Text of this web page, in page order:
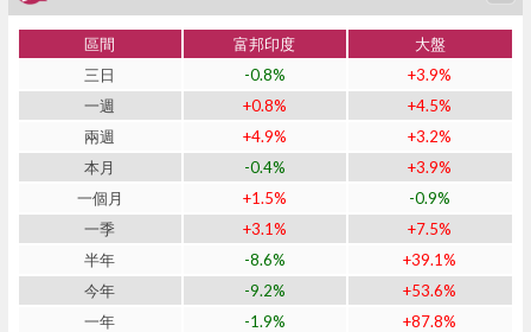
區間 富邦印度
大盤
三日
-0.8%
+3.9%
一週
+0.8%
+4.5%
兩週
+4.9%
+3.2%
本月
-0.4%
+3.9%
一個月
+1.5%
-0.9%
一季
+3.1%
+7.5%
半年
-8.6%
+39.1%
今年
-9.2%
+53.6%
一年
-1.9%
+87.8%